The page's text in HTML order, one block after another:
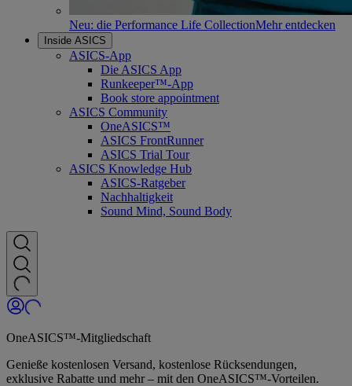
Neu: die Performance Life CollectionMehr entdecken
Inside ASICS
ASICS-App
Die ASICS App
Runkeeper™-App
Book store appointment
ASICS Community
OneASICS™
ASICS FrontRunner
ASICS Trial Tour
ASICS Knowledge Hub
ASICS-Ratgeber
Nachhaltigkeit
Sound Mind, Sound Body
OneASICS™-Mitgliedschaft
Genieße kostenlosen Versand, kostenlose Rücksendungen,
exklusive Rabatte und mehr – mit den OneASICS™-Vorteilen.